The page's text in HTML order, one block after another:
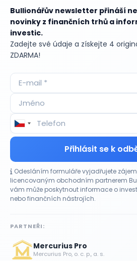
Bullionářův newsletter přináší
novinky z finančních trhů a
investic.
Zadejte své údaje a získejte 4
ZDARMA!
Přihlásit se k
Odesláním formuláře vyjadřujete
licencovaným obchodním partnerem
vám může poskytnout informace o
nebo finančních nástrojích.
PARTNEŘI:
Mercurius Pro
Mercurius Pro, o. c. p., a. s.
Bullionářův
Accumulate
ADR (Americké
depozitní certifikáty)
Advokátní úschova
Akcie kmenová
Akcie na doručitele
Akcie prioritní
Akciové riziko (Risk On
Akontace
Akvizice
Alikvotní úrokový výnos